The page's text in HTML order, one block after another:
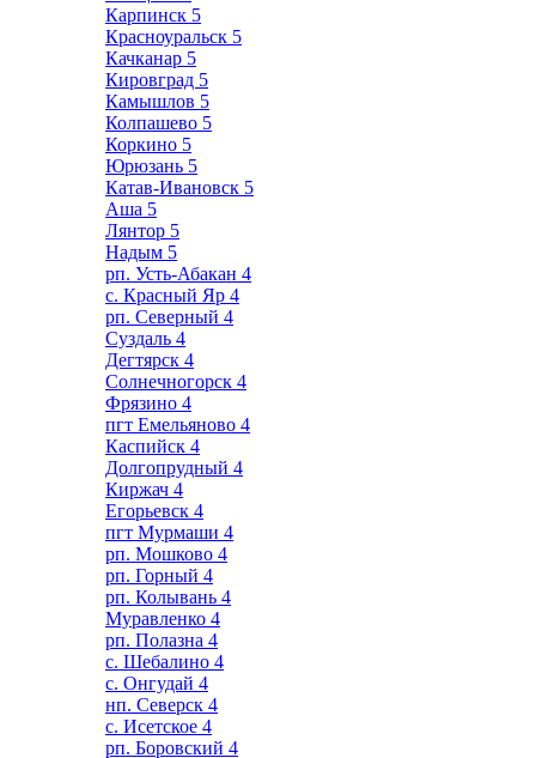
Карпинск 5
Красноуральск 5
Качканар 5
Кировград 5
Камышлов 5
Колпашево 5
Коркино 5
Юрюзань 5
Катав-Ивановск 5
Аша 5
Лянтор 5
Надым 5
рп. Усть-Абакан 4
с. Красный Яр 4
рп. Северный 4
Суздаль 4
Дегтярск 4
Солнечногорск 4
Фрязино 4
пгт Емельяново 4
Каспийск 4
Долгопрудный 4
Киржач 4
Егорьевск 4
пгт Мурмаши 4
рп. Мошково 4
рп. Горный 4
рп. Колывань 4
Муравленко 4
рп. Полазна 4
с. Шебалино 4
с. Онгудай 4
нп. Северск 4
с. Исетское 4
рп. Боровский 4